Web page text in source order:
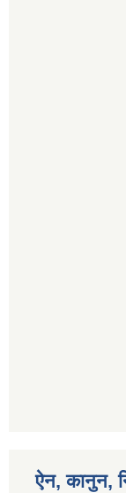
ऐन, कानुन,